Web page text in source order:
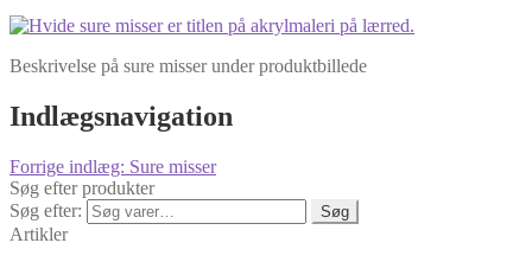
Beskrivelse på sure misser under produktbillede
Indlægsnavigation
Forrige indlæg: Sure misser
Søg efter produkter
Søg efter:
Søg
Artikler